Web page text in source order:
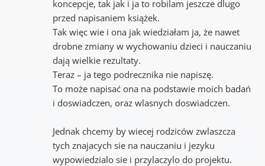
koncepcje, tak jak i ja to robilam jeszcze dlugo
przed napisaniem książek.
Tak więc wie i ona jak wiedziałam ja, że nawet
drobne zmiany w wychowaniu dzieci i nauczaniu
dają wielkie rezultaty.
Teraz – ja tego podrecznika nie napiszę.
To może napisać ona na podstawie moich badań
i doswiadczen, oraz wlasnych doswiadczen.
Jednak chcemy by wiecej rodziców zwlaszcza
tych znajacych sie na nauczaniu i jezyku
wypowiedzialo sie i przylaczylo do projektu.